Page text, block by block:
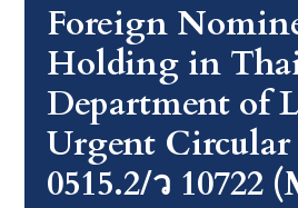
Foreign
Holding in
Department of
Urgent
0515.2/ว 10722